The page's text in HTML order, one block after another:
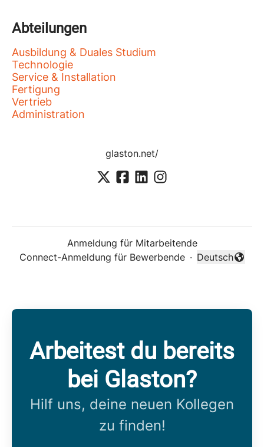
Abteilungen
Ausbildung & Duales Studium
Technologie
Service & Installation
Fertigung
Vertrieb
Administration
glaston.net/
Anmeldung für Mitarbeitende
Connect-Anmeldung für Bewerbende ·
Sprache
Deutsch
Arbeitest du bereits
bei Glaston?
Hilf uns, deine neuen Kollegen
zu finden!